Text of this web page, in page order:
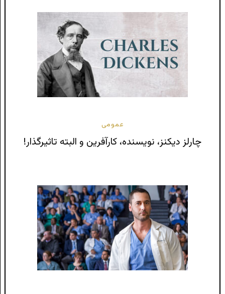
عمومی
چارلز دیکنز، نویسنده، کارآفرین و البته تاثیرگذار!